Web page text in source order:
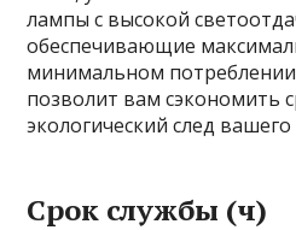
лампы с высокой
обеспечивающие
минимальном потреблении
позволит вам сэкономить
экологический след
Срок службы (ч)